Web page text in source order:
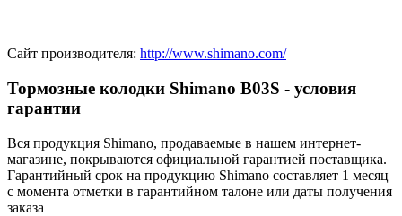
Сайт производителя: http://www.shimano.com/
Тормозные колодки Shimano B03S - условия
гарантии
Вся продукция Shimano, продаваемые в нашем интернет-
магазине, покрываются официальной гарантией поставщика.
Гарантийный срок на продукцию Shimano составляет 1 месяц
с момента отметки в гарантийном талоне или даты получения
заказа